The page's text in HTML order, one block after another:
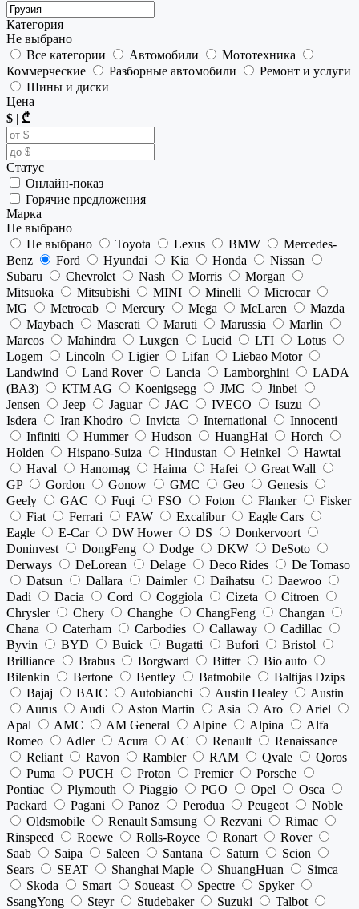
Категория
Не выбрано
Все категории
Автомобили
Мототехника
Коммерческие
Разборные автомобили
Ремонт и услуги
Шины и диски
Цена
$ | ₾
Статус
Онлайн-показ
Горячие предложения
Марка
Не выбрано
Не выбрано
Toyota Lexus BMW
Mercedes-
Benz
Ford Hyundai Kia Honda
Nissan
Subaru
Chevrolet Nash Morris
Morgan
Mitsuoka
Mitsubishi MINI Minelli
Microcar
MG
Metrocab Mercury Mega McLaren
Mazda
Maybach
Maserati Maruti Marussia
Marlin
Marcos
Mahindra Luxgen Lucid LTI
Lotus
Logem
Lincoln Ligier Lifan
Liebao Motor
Landwind
Land Rover Lancia Lamborghini
LADA
(ВАЗ)
KTM AG Koenigsegg JMC
Jinbei
Jensen
Jeep Jaguar JAC IVECO
Isuzu
Isdera
Iran Khodro Invicta International
Innocenti
Infiniti
Hummer Hudson HuangHai
Horch
Holden
Hispano-Suiza Hindustan Heinkel
Hawtai
Haval
Hanomag Haima Hafei
Great Wall
GP
Gordon Gonow GMC Geo
Genesis
Geely
GAC Fuqi FSO Foton Flanker
Fisker
Fiat
Ferrari FAW Excalibur
Eagle Cars
Eagle
E-Car DW Hower DS
Donkervoort
Doninvest
DongFeng Dodge DKW
DeSoto
Derways
DeLorean Delage Deco Rides
De Tomaso
Datsun
Dallara Daimler Daihatsu
Daewoo
Dadi
Dacia Cord Coggiola Cizeta
Citroen
Chrysler
Chery Changhe ChangFeng
Changan
Chana
Caterham Carbodies Callaway
Cadillac
Byvin
BYD Buick Bugatti Bufori
Bristol
Brilliance
Brabus Borgward Bitter
Bio auto
Bilenkin
Bertone Bentley Batmobile
Baltijas Dzips
Bajaj
BAIC Autobianchi Austin Healey
Austin
Aurus
Audi Aston Martin Asia Aro
Ariel
Apal
AMC AM General Alpine Alpina
Alfa
Romeo
Adler Acura AC Renault
Renaissance
Reliant
Ravon Rambler RAM Qvale
Qoros
Puma
PUCH Proton Premier
Porsche
Pontiac
Plymouth Piaggio PGO Opel
Osca
Packard
Pagani Panoz Perodua Peugeot
Noble
Oldsmobile
Renault Samsung Rezvani
Rimac
Rinspeed
Roewe Rolls-Royce Ronart
Rover
Saab
Saipa Saleen Santana Saturn
Scion
Sears
SEAT Shanghai Maple ShuangHuan
Simca
Skoda
Smart Soueast Spectre
Spyker
SsangYong
Steyr Studebaker Suzuki
Talbot